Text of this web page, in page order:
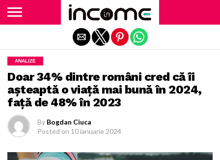
ANALIZE
Doar 34% dintre români cred că îi
aşteaptă o viaţă mai bună în 2024,
faţă de 48% în 2023
By Bogdan Ciuca
Posted on 10 ianuarie 2024
Exit mobile version